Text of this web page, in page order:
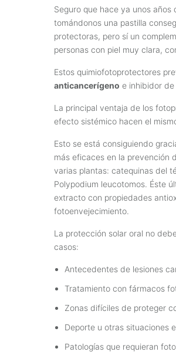
Seguro que hace ya unos
tomándonos una pastilla
protectoras, pero sí un
personas con piel muy clara,
Estos quimiofotoprotectores
anticancerígeno e inhibidor de
La principal ventaja de los
efecto sistémico hacen el
Esto se está consiguiendo
más eficaces en la prevención
varias plantas: catequinas del
Polypodium leucotomos. Éste
extracto con propiedades
fotoenvejecimiento.
La protección solar oral no
casos:
Antecedentes de lesiones
Tratamiento con fármacos
Zonas difíciles de proteger
Deporte u otras situaciones
Patologías que requieran